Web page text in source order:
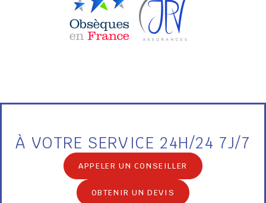
À VOTRE SERVICE 24H/24 7J/7
APPELER UN CONSEILLER
OBTENIR UN DEVIS